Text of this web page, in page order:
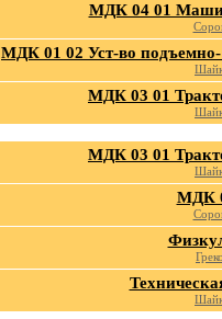
МДК 04 01
МДК 01 02 Уст-во
МДК 03 01
МДК 03 01
МДК